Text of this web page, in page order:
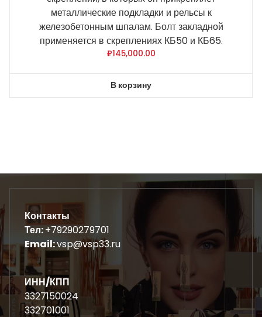
металлические подкладки и рельсы к
железобетонным шпалам. Болт закладной
применяется в скреплениях КБ50 и КБ65.
₽145,000.00
В корзину
Контакты
Тел:+79290279701
Email:vsp@vsp33.ru
ИНН/КПП
3327150024
332701001